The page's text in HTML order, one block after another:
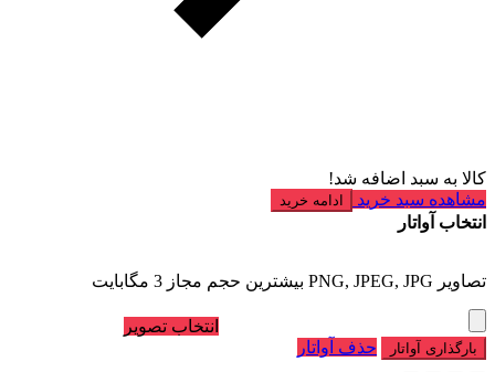
کالا به سبد اضافه شد!
مشاهده سبد خرید
ادامه خرید
انتخاب آواتار
تصاویر PNG, JPEG, JPG بیشترین حجم مجاز 3 مگابایت
انتخاب تصویر
بارگذاری آواتار حذف آواتار